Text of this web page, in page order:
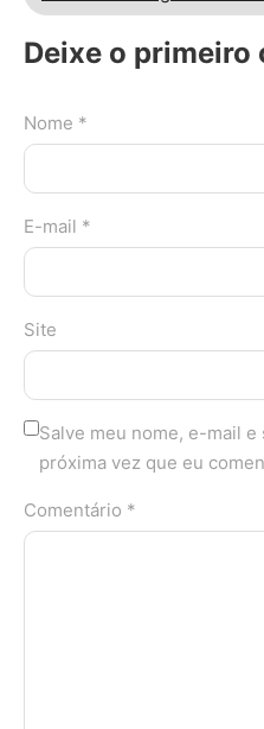
Deixe o primeiro
Nome *
E-mail *
Site
Salve meu nome, e-mail
próxima vez que eu
Comentário *